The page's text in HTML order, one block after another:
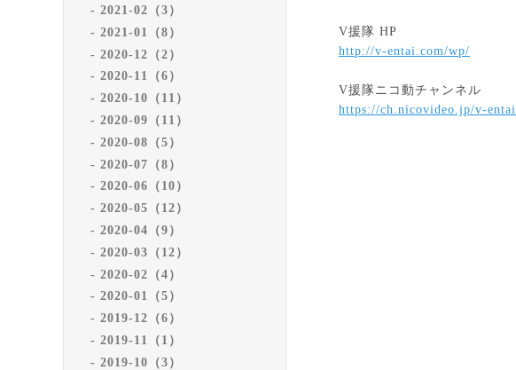
2021-02（3）
2021-01（8）
2020-12（2）
2020-11（6）
2020-10（11）
2020-09（11）
2020-08（5）
2020-07（8）
2020-06（10）
2020-05（12）
2020-04（9）
2020-03（12）
2020-02（4）
2020-01（5）
2019-12（6）
2019-11（1）
2019-10（3）
http://v-entai.com/wp/
https://ch.nicovideo.jp/v-entai